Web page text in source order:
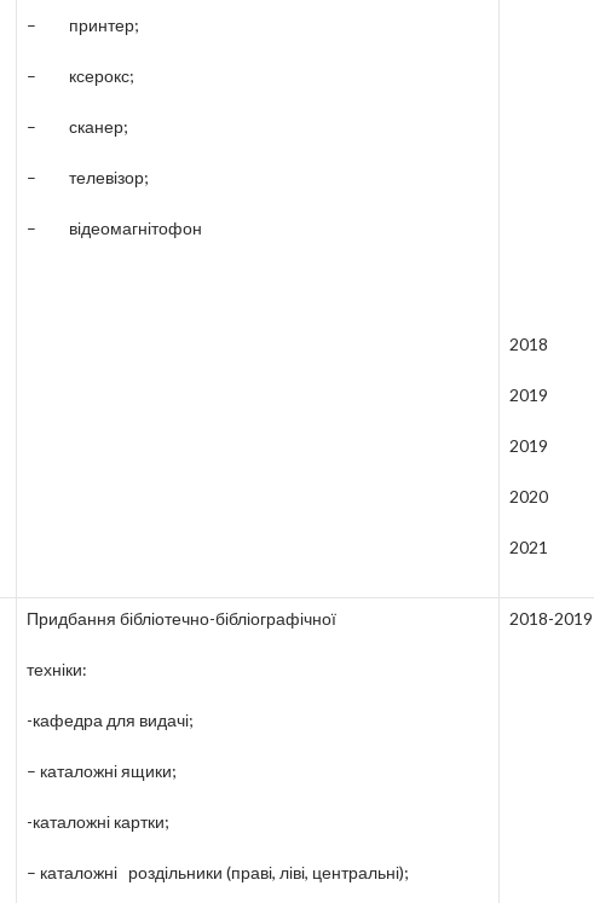
– принтер;
– ксерокс;
– сканер;
– телевізор;
– відеомагнітофон
2018
2019
2019
2020
2021
Придбання бібліотечно-бібліографічної
техніки:
-кафедра для видачі;
– каталожні ящики;
-каталожні картки;
– каталожні роздільники (праві, ліві, центральні);
2018-2019
(04562)6-11-35, (04562)6-17-81 e-mail: RokPL@ukr.net